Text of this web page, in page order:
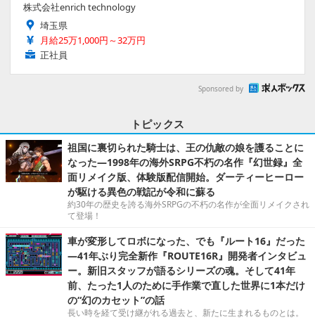
株式会社enrich technology
埼玉県
月給25万1,000円～32万円
正社員
Sponsored by
トピックス
祖国に裏切られた騎士は、王の仇敵の娘を護ることに
なった―1998年の海外SRPG不朽の名作『幻世録』全
面リメイク版、体験版配信開始。ダーティーヒーロー
が駆ける異色の戦記が令和に蘇る
約30年の歴史を誇る海外SRPGの不朽の名作が全面リメイクされ
て登場！
車が変形してロボになった、でも『ルート16』だった
―41年ぶり完全新作『ROUTE16R』開発者インタビュ
ー。新旧スタッフが語るシリーズの魂。そして41年
前、たった1人のために手作業で直した世界に1本だけ
の“幻のカセット”の話
長い時を経て受け継がれる過去と、新たに生まれるものとは。